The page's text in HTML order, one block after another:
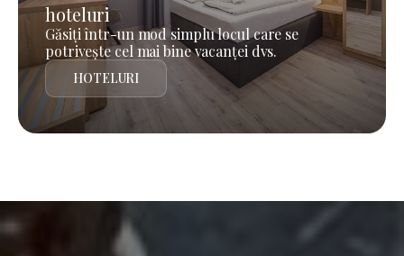
hoteluri
Găsiți într-un mod simplu locul care se
potrivește cel mai bine vacanței dvs.
HOTELURI